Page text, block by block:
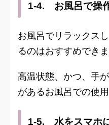
1-4. お風呂で操
お風呂でリラックス
るのはおすすめできま
高温状態、かつ、手
があるお風呂での使
1-5. 水をスマホ